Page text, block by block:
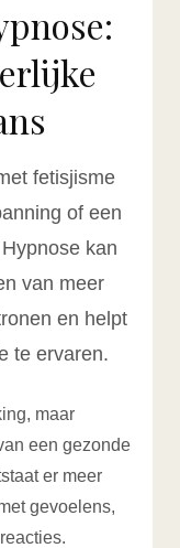
fetisjisme
of een
kan
van meer
en helpt
te ervaren.
maar
een gezonde
er meer
gevoelens,